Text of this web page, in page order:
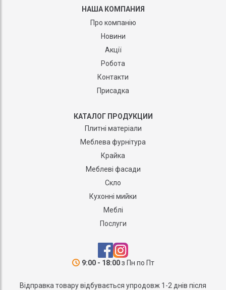
НАША КОМПАНИЯ
Про компанію
Новини
Акції
Робота
Контакти
Присадка
КАТАЛОГ ПРОДУКЦИИ
Плитні матеріали
Меблева фурнітура
Крайка
Меблеві фасади
Скло
Кухонні мийки
Меблі
Послуги
9:00 - 18:00з Пн по Пт
Відправка товару відбувається упродовж 1-2 днів після